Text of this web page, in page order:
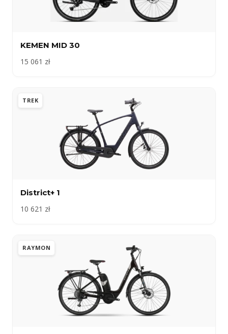
KEMEN MID 30
15 061 zł
TREK
District+ 1
10 621 zł
RAYMON